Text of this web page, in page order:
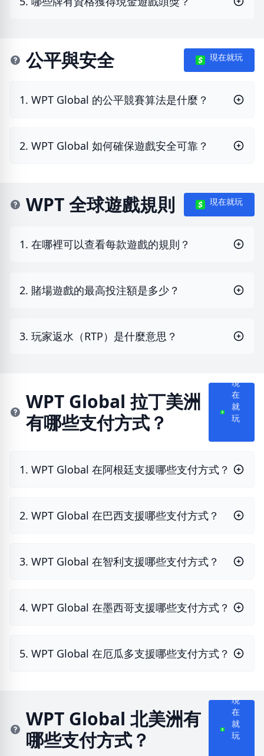
公平與安全 現在就玩
1. WPT Global 的公平競賽算法是什麼？
2. WPT Global 如何確保遊戲安全可靠？
WPT 全球遊戲規則 現在就玩
1. 在哪裡可以查看每款遊戲的規則？
2. 賭場遊戲的最高投注額是多少？
3. 玩家返水（RTP）是什麼意思？
WPT Global 拉丁美洲
有哪些支付方式？
現
在
就
1. WPT Global 在阿根廷支援哪些支付方式？
2. WPT Global 在巴西支援哪些支付方式？
3. WPT Global 在智利支援哪些支付方式？
4. WPT Global 在墨西哥支援哪些支付方式？
5. WPT Global 在厄瓜多支援哪些支付方式？
WPT Global 北美洲有
哪些支付方式？
現
在
就